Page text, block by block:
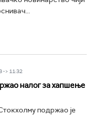
-> 11:32
налог за хапшење
подржао је